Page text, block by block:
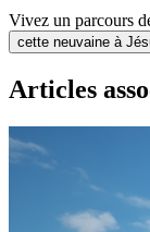
Vivez un parcours
cette neuvaine à
Articles